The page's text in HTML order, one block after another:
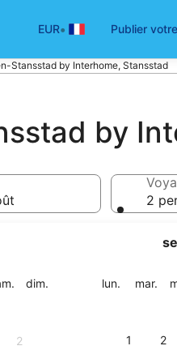
EUR• Publier
Stansstad by Interhome, Stansstad
by
samedi
dim.
2
lun. lundimar.
1 2
2